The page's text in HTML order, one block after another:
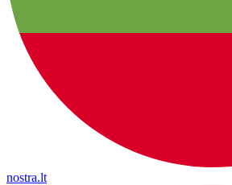
nostra.lt